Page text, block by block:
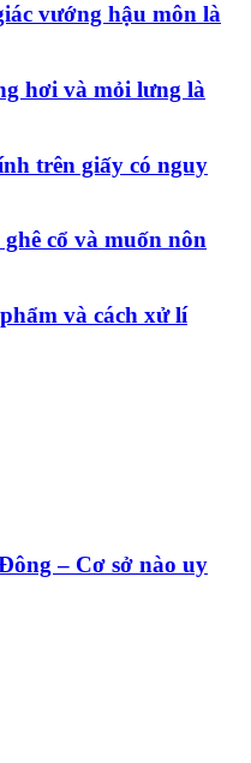
vướng hậu môn là
hơi và mỏi lưng là
trên giấy có nguy
cổ và muốn nôn
và cách xử lí
– Cơ sở nào uy